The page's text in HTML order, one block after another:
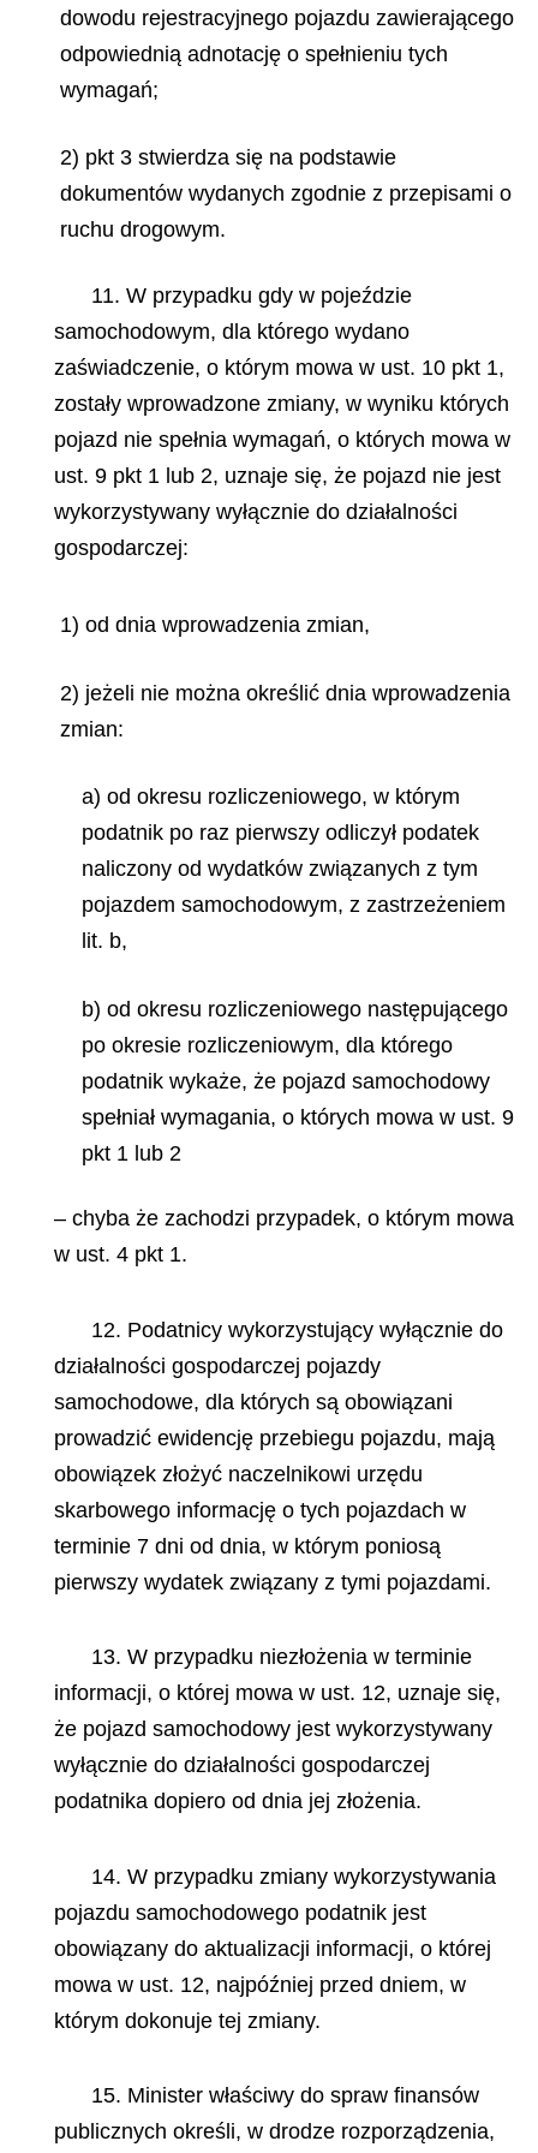
dowodu rejestracyjnego pojazdu zawierającego
odpowiednią adnotację o spełnieniu tych
wymagań;
2) pkt 3 stwierdza się na podstawie
dokumentów wydanych zgodnie z przepisami o
ruchu drogowym.
11. W przypadku gdy w pojeździe
samochodowym, dla którego wydano
zaświadczenie, o którym mowa w ust. 10 pkt 1,
zostały wprowadzone zmiany, w wyniku których
pojazd nie spełnia wymagań, o których mowa w
ust. 9 pkt 1 lub 2, uznaje się, że pojazd nie jest
wykorzystywany wyłącznie do działalności
gospodarczej:
1) od dnia wprowadzenia zmian,
2) jeżeli nie można określić dnia wprowadzenia
zmian:
a) od okresu rozliczeniowego, w którym
podatnik po raz pierwszy odliczył podatek
naliczony od wydatków związanych z tym
pojazdem samochodowym, z zastrzeżeniem
lit. b,
b) od okresu rozliczeniowego następującego
po okresie rozliczeniowym, dla którego
podatnik wykaże, że pojazd samochodowy
spełniał wymagania, o których mowa w ust. 9
pkt 1 lub 2
– chyba że zachodzi przypadek, o którym mowa
w ust. 4 pkt 1.
12. Podatnicy wykorzystujący wyłącznie do
działalności gospodarczej pojazdy
samochodowe, dla których są obowiązani
prowadzić ewidencję przebiegu pojazdu, mają
obowiązek złożyć naczelnikowi urzędu
skarbowego informację o tych pojazdach w
terminie 7 dni od dnia, w którym poniosą
pierwszy wydatek związany z tymi pojazdami.
13. W przypadku niezłożenia w terminie
informacji, o której mowa w ust. 12, uznaje się,
że pojazd samochodowy jest wykorzystywany
wyłącznie do działalności gospodarczej
podatnika dopiero od dnia jej złożenia.
14. W przypadku zmiany wykorzystywania
pojazdu samochodowego podatnik jest
obowiązany do aktualizacji informacji, o której
mowa w ust. 12, najpóźniej przed dniem, w
którym dokonuje tej zmiany.
15. Minister właściwy do spraw finansów
publicznych określi, w drodze rozporządzenia,